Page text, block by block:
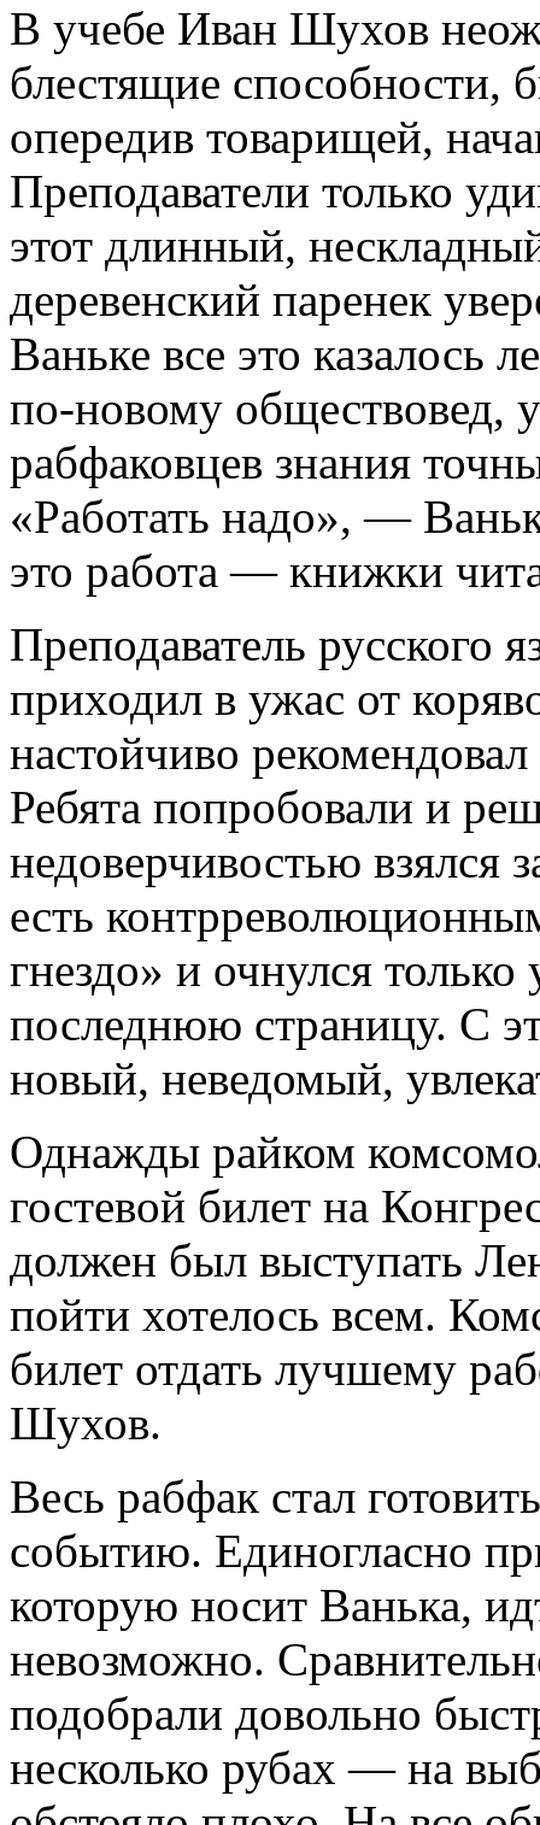
В учебе Иван Шухов
блестящие способности,
опередив товарищей,
Преподаватели только
этот длинный,
деревенский паренек
Ваньке все это казалось
по-новому обществовед,
рабфаковцев знания
«Работать надо», —
это работа — книжки
Преподаватель русского
приходил в ужас от
настойчиво
Ребята попробовали и
недоверчивостью взялся
есть
гнездо» и очнулся
последнюю страницу. С
новый, неведомый,
Однажды райком
гостевой билет на
должен был выступать
пойти хотелось всем.
билет отдать лучшему
Шухов.
Весь рабфак стал
событию. Единогласно
которую носит Ванька,
невозможно.
подобрали довольно
несколько рубах — на